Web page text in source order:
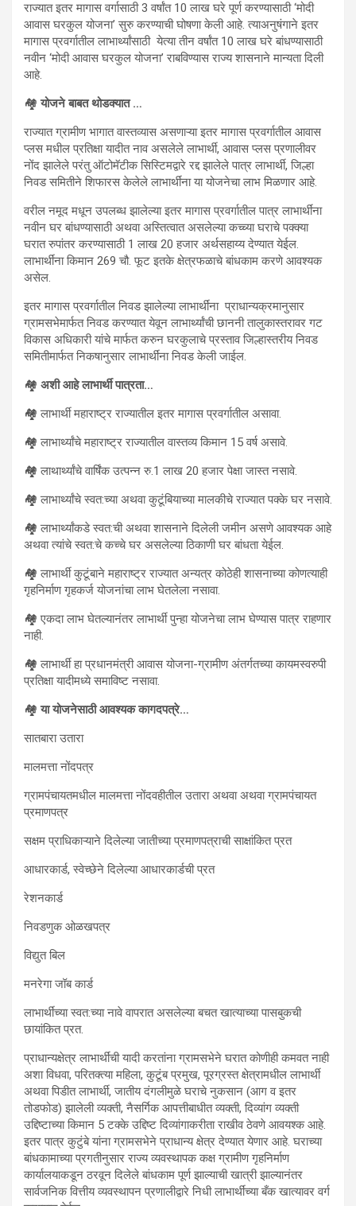
राज्यात इतर मागास वर्गासाठी 3 वर्षांत 10 लाख घरे पूर्ण करण्यासाठी ‘मोदी
आवास घरकुल योजना’ सुरु करण्याची घोषणा केली आहे. त्याअनुषंगाने इतर
मागास प्रवर्गातील लाभार्थ्यांसाठी येत्या तीन वर्षांत 10 लाख घरे बांधण्यासाठी
नवीन ‘मोदी आवास घरकुल योजना’ राबविण्यास राज्य शासनाने मान्यता दिली
आहे.
🏘योजने बाबत थोडक्यात …
राज्यात ग्रामीण भागात वास्तव्यास असणाऱ्या इतर मागास प्रवर्गातील आवास
प्लस मधील प्रतिक्षा यादीत नाव असलेले लाभार्थी, आवास प्लस प्रणालीवर
नोंद झालेले परंतु ऑटोमॅटीक सिस्टिमद्वारे रद्द झालेले पात्र लाभार्थी, जिल्हा
निवड समितीने शिफारस केलेले लाभार्थींना या योजनेचा लाभ मिळणार आहे.
वरील नमूद मधून उपलब्ध झालेल्या इतर मागास प्रवर्गातील पात्र लाभार्थींना
नवीन घर बांधण्यासाठी अथवा अस्तित्वात असलेल्या कच्च्या घराचे पक्क्या
घरात रुपांतर करण्यासाठी 1 लाख 20 हजार अर्थसहाय्य देण्यात येईल.
लाभार्थींना किमान 269 चौ. फूट इतके क्षेत्रफळाचे बांधकाम करणे आवश्यक
असेल.
इतर मागास प्रवर्गातील निवड झालेल्या लाभार्थींना प्राधान्यक्रमानुसार
ग्रामसभेमार्फत निवड करण्यात येवून लाभार्थ्यांची छाननी तालुकास्तरावर गट
विकास अधिकारी यांचे मार्फत करुन घरकुलाचे प्रस्ताव जिल्हास्तरीय निवड
समितीमार्फत निकषानुसार लाभार्थींना निवड केली जाईल.
🏘 अशी आहे लाभार्थी पात्रता…
🏘 लाभार्थी महाराष्ट्र राज्यातील इतर मागास प्रवर्गातील असावा.
🏘 लाभार्थ्यांचे महाराष्ट्र राज्यातील वास्तव्य किमान 15 वर्ष असावे.
🏘 लाथार्थ्यांचे वार्षिंक उत्पन्न रु.1 लाख 20 हजार पेक्षा जास्त नसावे.
🏘 लाभार्थ्यांचे स्वत:च्या अथवा कुटूंबियाच्या मालकीचे राज्यात पक्के घर नसावे.
🏘 लाभार्थ्यांकडे स्वत:ची अथवा शासनाने दिलेली जमीन असणे आवश्यक आहे
अथवा त्यांचे स्वत:चे कच्चे घर असलेल्या ठिकाणी घर बांधता येईल.
🏘 लाभार्थी कुटूंबाने महाराष्ट्र राज्यात अन्यत्र कोठेही शासनाच्या कोणत्याही
गृहनिर्माण गृहकर्ज योजनांचा लाभ घेतलेला नसावा.
🏘 एकदा लाभ घेतल्यानंतर लाभार्थी पुन्हा योजनेचा लाभ घेण्यास पात्र राहणार
नाही.
🏘 लाभार्थी हा प्रधानमंत्री आवास योजना-ग्रामीण अंतर्गतच्या कायमस्वरुपी
प्रतिक्षा यादीमध्ये समाविष्ट नसावा.
🏘या योजनेसाठी आवश्यक कागदपत्रे…
सातबारा उतारा
मालमत्ता नोंदपत्र
ग्रामपंचायतमधील मालमत्ता नोंदवहीतील उतारा अथवा अथवा ग्रामपंचायत
प्रमाणपत्र
सक्षम प्राधिकाऱ्याने दिलेल्या जातीच्या प्रमाणपत्राची साक्षांकित प्रत
आधारकार्ड, स्वेच्छेने दिलेल्या आधारकार्डची प्रत
रेशनकार्ड
निवडणुक ओळखपत्र
विद्युत बिल
मनरेगा जॉब कार्ड
लाभार्थींच्या स्वत:च्या नावे वापरात असलेल्या बचत खात्याच्या पासबुकची
छायांकित प्रत.
प्राधान्यक्षेत्र लाभार्थींची यादी करतांना ग्रामसभेने घरात कोणीही कमवत नाही
अशा विधवा, परितक्त्या महिला, कुटूंब प्रमुख, पूरग्रस्त क्षेत्रामधील लाभार्थी
अथवा पिडीत लाभार्थी, जातीय दंगलीमुळे घराचे नुकसान (आग व इतर
तोडफोड) झालेली व्यक्ती, नैसर्गिक आपत्तीबाधीत व्यक्ती, दिव्यांग व्यक्ती
उद्दिष्टाच्या किमान 5 टक्के उद्दिष्ट दिव्यांगाकरीता राखीव ठेवणे आवयश्क आहे.
इतर पात्र कुटुंबे यांना ग्रामसभेने प्राधान्य क्षेत्र देण्यात येणार आहे. घराच्या
बांधकामाच्या प्रगतीनुसार राज्य व्यवस्थापक कक्ष ग्रामीण गृहनिर्माण
कार्यालयाकडून ठरवून दिलेले बांधकाम पूर्ण झाल्याची खात्री झाल्यानंतर
सार्वजनिक वित्तीय व्यवस्थापन प्रणालीद्वारे निधी लाभार्थींच्या बँक खात्यावर वर्ग